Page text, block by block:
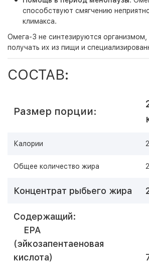
способствуют смягчению
климакса.
Омега-3 не синтезируются
получать их из пищи и
СОСТАВ:
Размер порции:
Калории
Общее количество жира
Концентрат рыбьего жира
Содержащий:
EPA
(эйкозапентаеновая
кислота)